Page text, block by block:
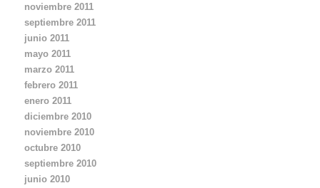
noviembre 2011
septiembre 2011
junio 2011
mayo 2011
marzo 2011
febrero 2011
enero 2011
diciembre 2010
noviembre 2010
octubre 2010
septiembre 2010
junio 2010